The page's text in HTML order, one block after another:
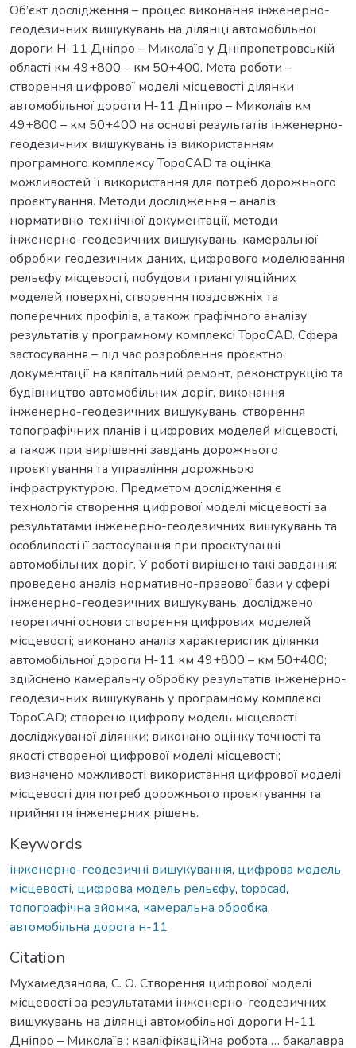
Об’єкт дослідження – процес виконання інженерно-
геодезичних вишукувань на ділянці автомобільної
дороги Н-11 Дніпро – Миколаїв у Дніпропетровській
області км 49+800 – км 50+400. Мета роботи –
створення цифрової моделі місцевості ділянки
автомобільної дороги Н-11 Дніпро – Миколаїв км
49+800 – км 50+400 на основі результатів інженерно-
геодезичних вишукувань із використанням
програмного комплексу TopoCAD та оцінка
можливостей її використання для потреб дорожнього
проєктування. Методи дослідження – аналіз
нормативно-технічної документації, методи
інженерно-геодезичних вишукувань, камеральної
обробки геодезичних даних, цифрового моделювання
рельєфу місцевості, побудови триангуляційних
моделей поверхні, створення поздовжніх та
поперечних профілів, а також графічного аналізу
результатів у програмному комплексі TopoCAD. Сфера
застосування – під час розроблення проєктної
документації на капітальний ремонт, реконструкцію та
будівництво автомобільних доріг, виконання
інженерно-геодезичних вишукувань, створення
топографічних планів і цифрових моделей місцевості,
а також при вирішенні завдань дорожнього
проєктування та управління дорожньою
інфраструктурою. Предметом дослідження є
технологія створення цифрової моделі місцевості за
результатами інженерно-геодезичних вишукувань та
особливості її застосування при проєктуванні
автомобільних доріг. У роботі вирішено такі завдання:
проведено аналіз нормативно-правової бази у сфері
інженерно-геодезичних вишукувань; досліджено
теоретичні основи створення цифрових моделей
місцевості; виконано аналіз характеристик ділянки
автомобільної дороги Н-11 км 49+800 – км 50+400;
здійснено камеральну обробку результатів інженерно-
геодезичних вишукувань у програмному комплексі
TopoCAD; створено цифрову модель місцевості
досліджуваної ділянки; виконано оцінку точності та
якості створеної цифрової моделі місцевості;
визначено можливості використання цифрової моделі
місцевості для потреб дорожнього проєктування та
прийняття інженерних рішень.
Keywords
інженерно-геодезичні вишукування, цифрова модель
місцевості, цифрова модель рельєфу, topocad,
топографічна зйомка, камеральна обробка,
автомобільна дорога н-11
Citation
Мухамедзянова, С. О. Створення цифрової моделі
місцевості за результатами інженерно-геодезичних
вишукувань на ділянці автомобільної дороги Н-11
Дніпро – Миколаїв : кваліфікаційна робота … бакалавра